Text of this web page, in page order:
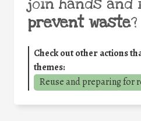
prevent waste?
Check out other actions
themes:
Reuse and preparing for